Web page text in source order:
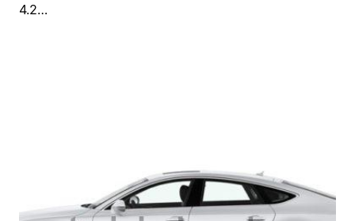
4.2…